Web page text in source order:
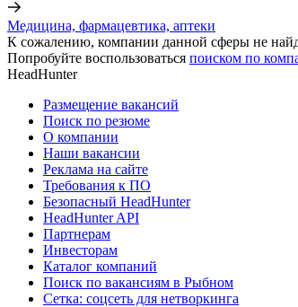
Медицина, фармацевтика, аптеки
К сожалению, компании данной сферы не
Попробуйте воспользоваться поиском по
HeadHunter
Размещение вакансий
Поиск по резюме
О компании
Наши вакансии
Реклама на сайте
Требования к ПО
Безопасный HeadHunter
HeadHunter API
Партнерам
Инвесторам
Каталог компаний
Поиск по вакансиям в Рыбном
Сетка: соцсеть для нетворкинга